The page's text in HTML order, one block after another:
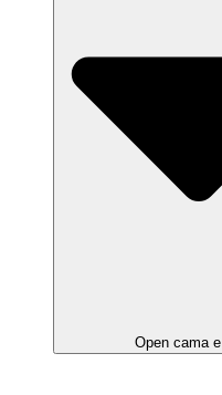
Open cama